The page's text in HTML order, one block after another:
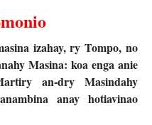
izahay, ry Tompo, no
Masina: koa enga anie
an-dry Masindahy
anay hotiavinao